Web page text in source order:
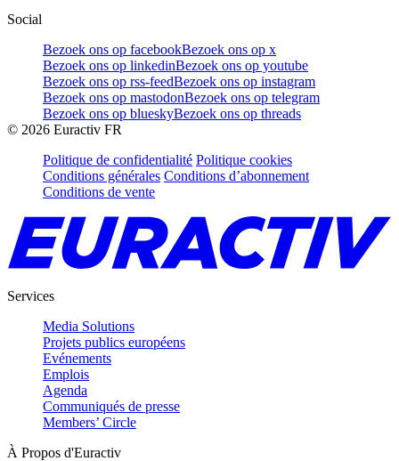
Social
Bezoek ons op facebookBezoek ons op x
Bezoek ons op linkedinBezoek ons op youtube
Bezoek ons op rss-feedBezoek ons op instagram
Bezoek ons op mastodonBezoek ons op telegram
Bezoek ons op blueskyBezoek ons op threads
© 2026 Euractiv FR
Politique de confidentialité Politique cookies
Conditions générales Conditions d’abonnement
Conditions de vente
Services
Media Solutions
Projets publics européens
Evénements
Emplois
Agenda
Communiqués de presse
Members’ Circle
À Propos d'Euractiv